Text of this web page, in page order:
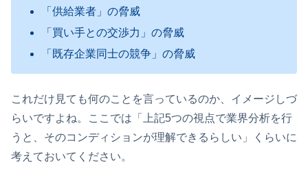
「供給業者」の脅威
「買い手との交渉力」の脅威
「既存企業同士の競争」の脅威
これだけ見ても何のことを言っているのか、イメージしづ
らいですよね。ここでは「上記5つの視点で業界分析を行
うと、そのコンディションが理解できるらしい」くらいに
考えておいてください。